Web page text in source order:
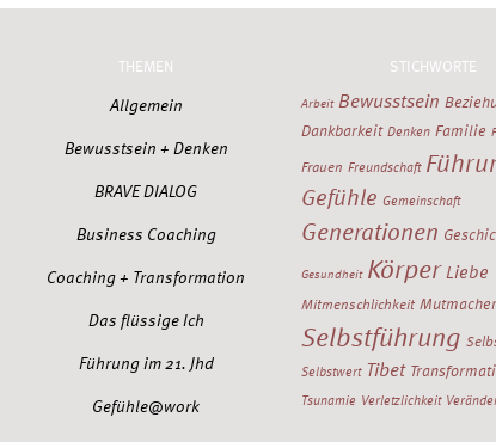
THEMEN
Allgemein
Bewusstsein + Denken
BRAVE DIALOG
Business Coaching
Coaching + Transformation
Das flüssige Ich
Führung im 21. Jhd
Gefühle@work
STICHWORTE
Arbeit Bewusstsein
Dankbarkeit Denken Familie
Frauen Freundschaft
Gefühle Gemeinschaft
Generationen
Gesundheit KörperLiebe
Mitmenschlichkeit Mutmacher
Selbstführung
Selbstwert Tibet
Tsunamie Verletzlichkeit